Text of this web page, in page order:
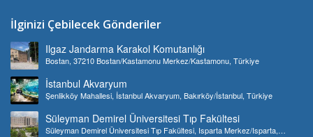
İlginizi Çebilecek Gönderiler
Ilgaz Jandarma Karakol Komutanlığı
Bostan, 37210 Bostan/Kastamonu Merkez/Kastamonu, Türkiye
İstanbul Akvaryum
Şenlikköy Mahallesi, İstanbul Akvaryum, Bakırköy/İstanbul, Türkiye
Süleyman Demirel Üniversitesi Tıp Fakültesi
Süleyman Demirel Üniversitesi Tıp Fakültesi, Isparta Merkez/Isparta,